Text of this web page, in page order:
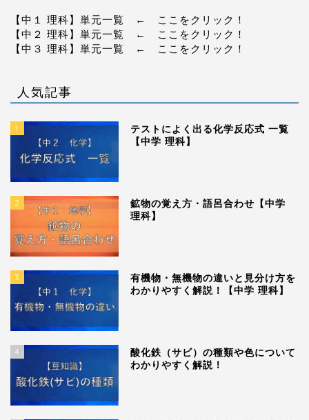
【中１ 理科】単元一覧 ← ここをクリック！
【中２ 理科】単元一覧 ← ここをクリック！
【中３ 理科】単元一覧 ← ここをクリック！
人気記事
1
テストによく出る化学反応式 一覧
【中学 理科】
2
鉱物の覚え方・語呂合わせ【中学
理科】
3
有機物・無機物の違いと見分け方を
わかりやすく解説！【中学 理科】
4
酸化鉄（サビ）の種類や色について
わかりやすく解説！